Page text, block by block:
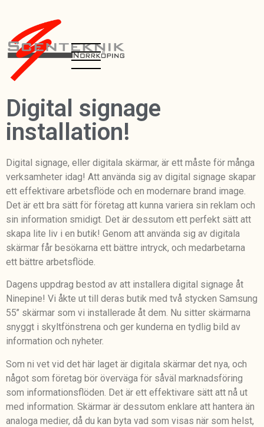
Digital signage
installation!
Digital signage, eller digitala skärmar, är ett måste för många
verksamheter idag! Att använda sig av digital signage skapar
ett effektivare arbetsflöde och en modernare brand image.
Det är ett bra sätt för företag att kunna variera sin reklam och
sin information smidigt. Det är dessutom ett perfekt sätt att
skapa lite liv i en butik! Genom att använda sig av digitala
skärmar får besökarna ett bättre intryck, och medarbetarna
ett bättre arbetsflöde.
Dagens uppdrag bestod av att installera digital signage åt
Ninepine! Vi åkte ut till deras butik med två stycken Samsung
55’’ skärmar som vi installerade åt dem. Nu sitter skärmarna
snyggt i skyltfönstrena och ger kunderna en tydlig bild av
information och nyheter.
Som ni vet vid det här laget är digitala skärmar det nya, och
något som företag bör överväga för såväl marknadsföring
som informationsflöden. Det är ett effektivare sätt att nå ut
med information. Skärmar är dessutom enklare att hantera än
analoga medier, då du kan byta vad som visas när som helst,